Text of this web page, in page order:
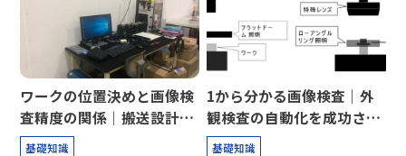
ワークの位置決めと画像検
査精度の関係｜搬送設計の
重要性
基礎知識
1から分かる画像検査｜外
観検査の自動化を成功させ
るために重要なこと
基礎知識